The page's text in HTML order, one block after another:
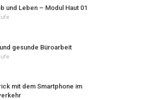
und Leben – Modul Haut 01
gesunde Büroarbeit
mit dem Smartphone im